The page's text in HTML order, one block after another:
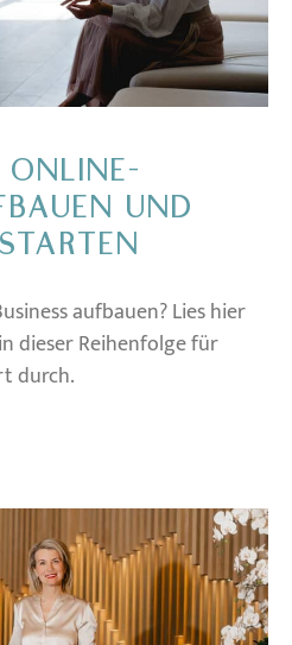
ONLINE-
UND
aufbauen? Lies hier
dieser Reihenfolge für
durch.